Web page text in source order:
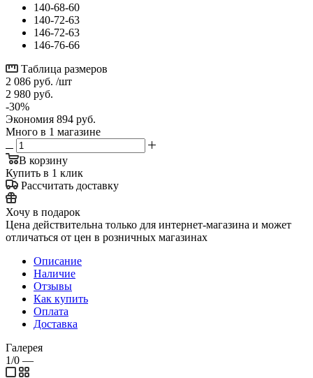
140-68-60
140-72-63
146-72-63
146-76-66
Таблица размеров
2 086 руб. /шт
2 980 руб.
-30%
Экономия 894 руб.
Много в 1 магазине
В корзину
Купить в 1 клик
Рассчитать доставку
Хочу в подарок
Цена действительна только для интернет-магазина и может
отличаться от цен в розничных магазинах
Описание
Наличие
Отзывы
Как купить
Оплата
Доставка
Галерея
1/0 —